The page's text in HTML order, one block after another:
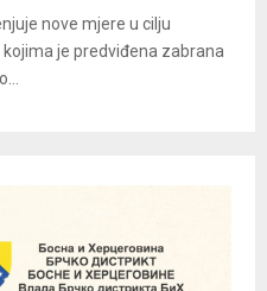
nove mjere u cilju
je predviđena zabrana